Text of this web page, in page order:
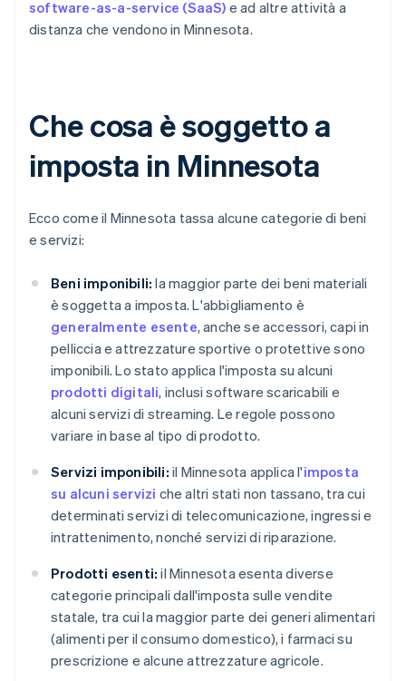
software-as-a-service (SaaS) e ad altre attività a
distanza che vendono in Minnesota.
Che cosa è soggetto a
imposta in Minnesota
Ecco come il Minnesota tassa alcune categorie di beni
e servizi:
Beni imponibili: la maggior parte dei beni materiali
è soggetta a imposta. L'abbigliamento è
generalmente esente, anche se accessori, capi in
pelliccia e attrezzature sportive o protettive sono
imponibili. Lo stato applica l'imposta su alcuni
prodotti digitali, inclusi software scaricabili e
alcuni servizi di streaming. Le regole possono
variare in base al tipo di prodotto.
Servizi imponibili: il Minnesota applica l'imposta
su alcuni servizi che altri stati non tassano, tra cui
determinati servizi di telecomunicazione, ingressi e
intrattenimento, nonché servizi di riparazione.
Prodotti esenti: il Minnesota esenta diverse
categorie principali dall'imposta sulle vendite
statale, tra cui la maggior parte dei generi alimentari
(alimenti per il consumo domestico), i farmaci su
prescrizione e alcune attrezzature agricole.